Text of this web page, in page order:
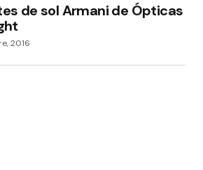
de sol Armani de Ópticas
2016